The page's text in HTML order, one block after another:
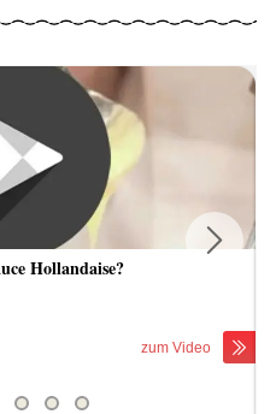
Hollandaise?
zum Video